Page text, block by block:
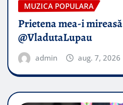
MUZICA POPULARA
Prietena mea-i mireasă​
@VladutaLupau
admin aug. 7, 2026